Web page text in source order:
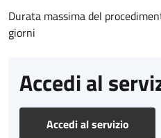
Durata massima del
giorni
Accedi al
Accedi al servizio